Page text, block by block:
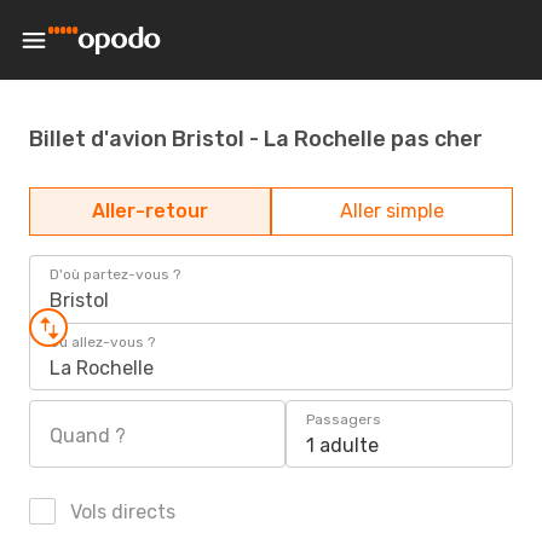
Billet d'avion Bristol - La Rochelle pas cher
Aller-retour Aller simple
D'où partez-vous ?
Bristol
Où allez-vous ?
La Rochelle
Quand ?
Passagers
1 adulte
Vols directs